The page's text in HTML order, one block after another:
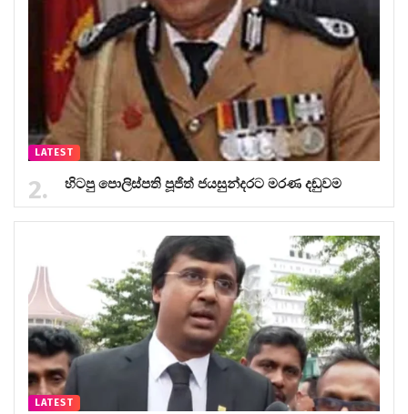
LATEST
හිටපු පොලිස්පති පූජිත් ජයසුන්දරට මරණ දඬුවම
LATEST